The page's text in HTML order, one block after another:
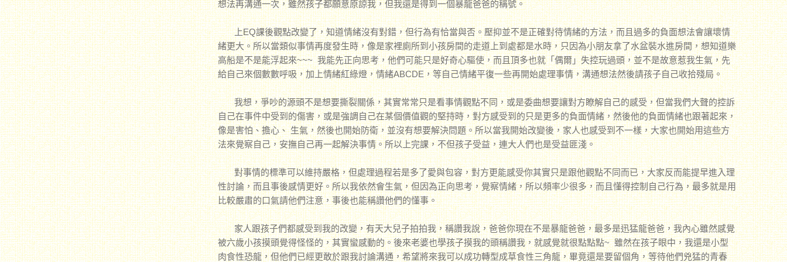
想法再溝通一次，雖然孩子都願意原諒我，但我還是得到一個暴龍爸爸的稱號。
上EQ課後觀點改變了，知道情緒沒有對錯，但行為有恰當與否。壓抑並不是正確對待情緒的方法，而且過多的負面想法會讓壞情
緒更大。所以當類似事情再度發生時，像是家裡廁所到小孩房間的走道上到處都是水時，只因為小朋友拿了水盆裝水進房間，想知道樂
高船是不是能浮起來~~~ 我能先正向思考，他們可能只是好奇心驅使，而且頂多也就「偶爾」失控玩過頭，並不是故意惹我生氣，先
給自己來個數數呼吸，加上情緒紅綠燈，情緒ABCDE，等自己情緒平復一些再開始處理事情，溝通想法然後請孩子自己收拾殘局。
我想，爭吵的源頭不是想要撕裂關係，其實常常只是看事情觀點不同，或是委曲想要讓對方瞭解自己的感受，但當我們大聲的控訴
自己在事件中受到的傷害，或是強調自己在某個價值觀的堅持時，對方感受到的只是更多的負面情緒，然後他的負面情緒也跟著起來，
像是害怕、擔心、 生氣，然後也開始防衛，並沒有想要解決問題。所以當我開始改變後，家人也感受到不一樣，大家也開始用這些方
法來覺察自己，安撫自己再一起解決事情。所以上完課，不但孩子受益，連大人們也是受益匪淺。
對事情的標準可以維持嚴格，但處理過程若是多了愛與包容，對方更能感受你其實只是跟他觀點不同而已，大家反而能提早進入理
性討論，而且事後感情更好。所以我依然會生氣，但因為正向思考，覺察情緒，所以頻率少很多，而且懂得控制自己行為，最多就是用
比較嚴肅的口氣請他們注意，事後也能稱讚他們的懂事。
家人跟孩子們都感受到我的改變，有天大兒子拍拍我，稱讚我說，爸爸你現在不是暴龍爸爸，最多是迅猛龍爸爸，我內心雖然感覺
被六歲小孩摸頭覺得怪怪的，其實蠻感動的。後來老婆也學孩子摸我的頭稱讚我，就感覺就很點點點~ 雖然在孩子眼中，我還是小型
肉食性恐龍，但他們已經更敢於跟我討論溝通，希望將來我可以成功轉型成草食性三角龍，畢竟還是要留個角，等待他們兇猛的青春